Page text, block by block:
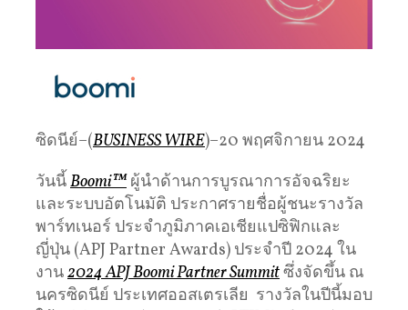
ซิดนีย์–(BUSINESS WIRE)–20 พฤศจิกายน 2024
วันนี้Boomi™ผู้นำด้านการบูรณาการอัจฉริยะ
และระบบอัตโนมัติ ประกาศรายชื่อผู้ชนะรางวัล
พาร์ทเนอร์ ประจำภูมิภาคเอเชียแปซิฟิกและ
ญี่ปุ่น (APJ Partner Awards) ประจำปี 2024 ใน
งาน2024 APJ Boomi Partner Summitซึ่งจัดขึ้น ณ
นครซิดนีย์ ประเทศออสเตรเลีย รางวัลในปีนี้มอบ